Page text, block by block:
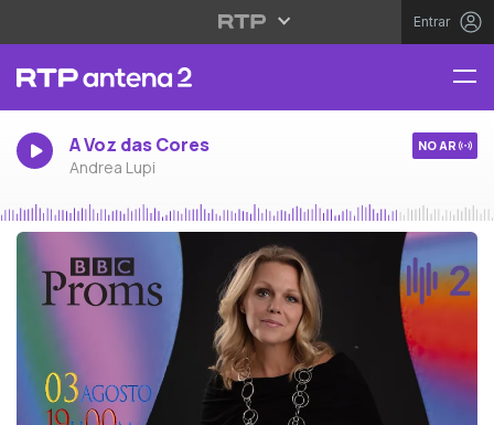
Entrar
A Voz das Cores
Andrea Lupi
NO AR